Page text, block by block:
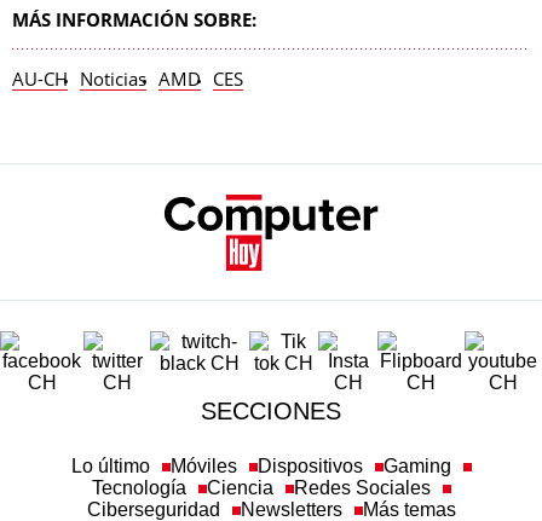
MÁS INFORMACIÓN SOBRE:
AU-CH Noticias AMD CES
SECCIONES
Lo último Móviles Dispositivos
Gaming
Tecnología
Ciencia
Redes Sociales
Ciberseguridad
Newsletters Más temas